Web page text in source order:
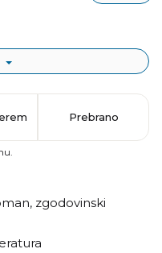
, zgodovinski
Prebrano